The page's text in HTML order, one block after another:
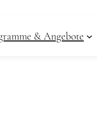
& Angebote